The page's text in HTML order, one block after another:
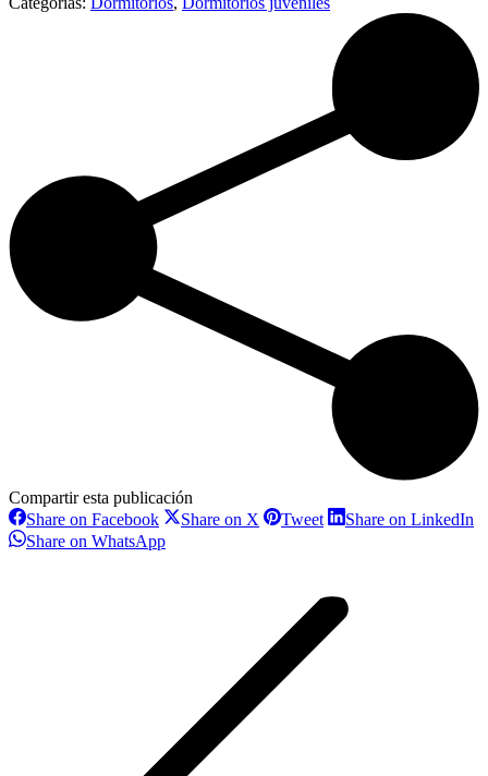
Compartir esta publicación
Share on FacebookShare
on
Facebook
Share on X ShareTweetShareShare on LinkedIn
Share on WhatsAppShare